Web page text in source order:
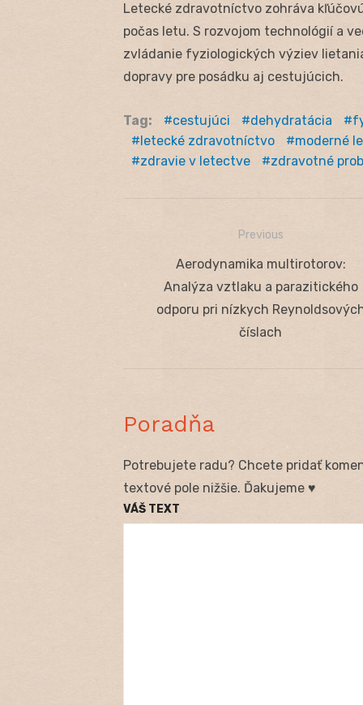
Letecké zdravotníctvo zohráva
počas letu. S rozvojom technológií a
zvládanie fyziologických výziev
dopravy pre posádku aj cestujúcich.
Tag: cestujúci dehydratácia
letecké zdravotníctvo
moderné
zdravie v letectve
zdravotné
Navigácia
článku
Previous
Previous
post:
Aerodynamika multirotorov:
Analýza vztlaku a parazitického
odporu pri nízkych
číslach
Poradňa
Potrebujete radu? Chcete pridať
textové pole nižšie. Ďakujeme ♥
VÁŠ TEXT